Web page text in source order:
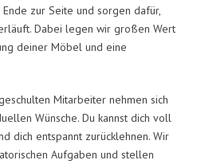
zur Seite und sorgen dafür,
Dabei legen wir großen Wert
deiner Möbel und eine
Mitarbeiter nehmen sich
Wünsche. Du kannst dich voll
dich entspannt zurücklehnen. Wir
Aufgaben und stellen